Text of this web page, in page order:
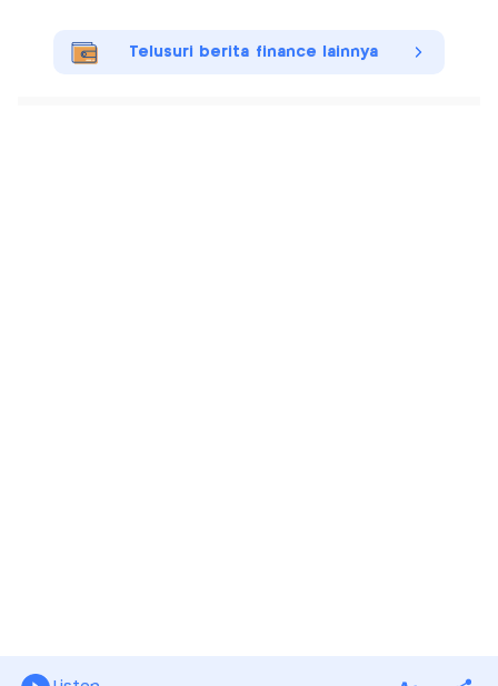
Telusuri berita finance lainnya